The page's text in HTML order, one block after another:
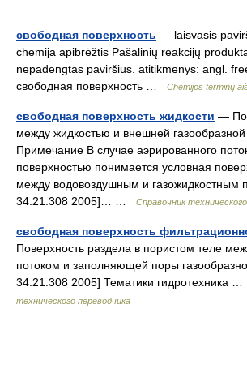
свободная поверхность — laisvasis
chemija apibrėžtis Pašalinių reakcijų
nepadengtas paviršius. atitikmenys: angl.
свободная поверхность …
Chemijos terminų
свободная поверхность жидкости —
между жидкостью и внешней газообразной
Примечание В случае аэрированного
поверхностью понимается условная
между водовоздушным и газожидкостным
34.21.308 2005]… …
Справочник
свободная поверхность
Поверхность раздела в пористом теле
потоком и заполняющей поры
34.21.308 2005] Тематики гидротехника …
технического переводчика